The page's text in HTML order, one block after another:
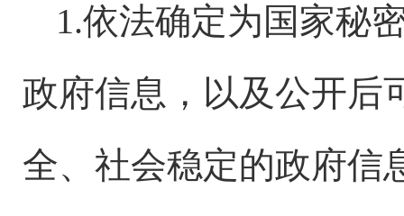
1.依法确定为国家秘
政府信息，以及公开后
全、社会稳定的政府信